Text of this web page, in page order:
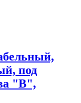
под
"B",